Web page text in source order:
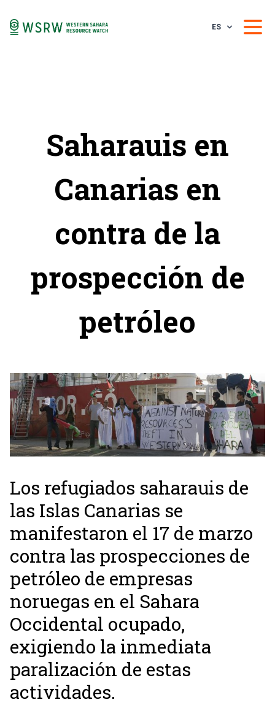
ES
Saharauis en
Canarias en
contra de la
prospección de
petróleo
Los refugiados saharauis de
las Islas Canarias se
manifestaron el 17 de marzo
contra las prospecciones de
petróleo de empresas
noruegas en el Sahara
Occidental ocupado,
exigiendo la inmediata
paralización de estas
actividades.